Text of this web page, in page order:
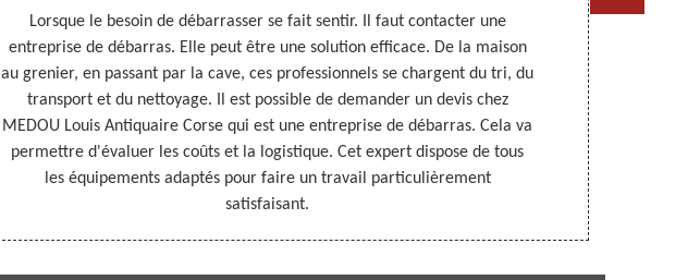
Lorsque le besoin de débarrasser se fait sentir. Il faut contacter une
entreprise de débarras. Elle peut être une solution efficace. De la maison
au grenier, en passant par la cave, ces professionnels se chargent du tri, du
transport et du nettoyage. Il est possible de demander un devis chez
MEDOU Louis Antiquaire Corse qui est une entreprise de débarras. Cela va
permettre d'évaluer les coûts et la logistique. Cet expert dispose de tous
les équipements adaptés pour faire un travail particulièrement
satisfaisant.